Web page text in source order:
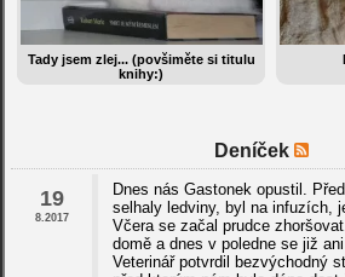
Tady jsem zlej... (povšiměte si titulu
knihy:)
Deníček
19
8.2017
Dnes nás Gastonek opustil.
selhaly ledviny, byl na infuzích,
Včera se začal prudce
domě a dnes v poledne se již
Veterinář potvrdil bezvýchodný